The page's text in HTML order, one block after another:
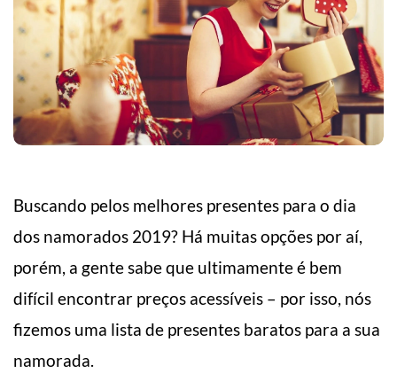
Buscando pelos melhores presentes para o dia
dos namorados 2019? Há muitas opções por aí,
porém, a gente sabe que ultimamente é bem
difícil encontrar preços acessíveis – por isso, nós
fizemos uma lista de presentes baratos para a sua
namorada.